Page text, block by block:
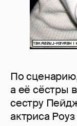
По
а её сёстры
сестру
актриса